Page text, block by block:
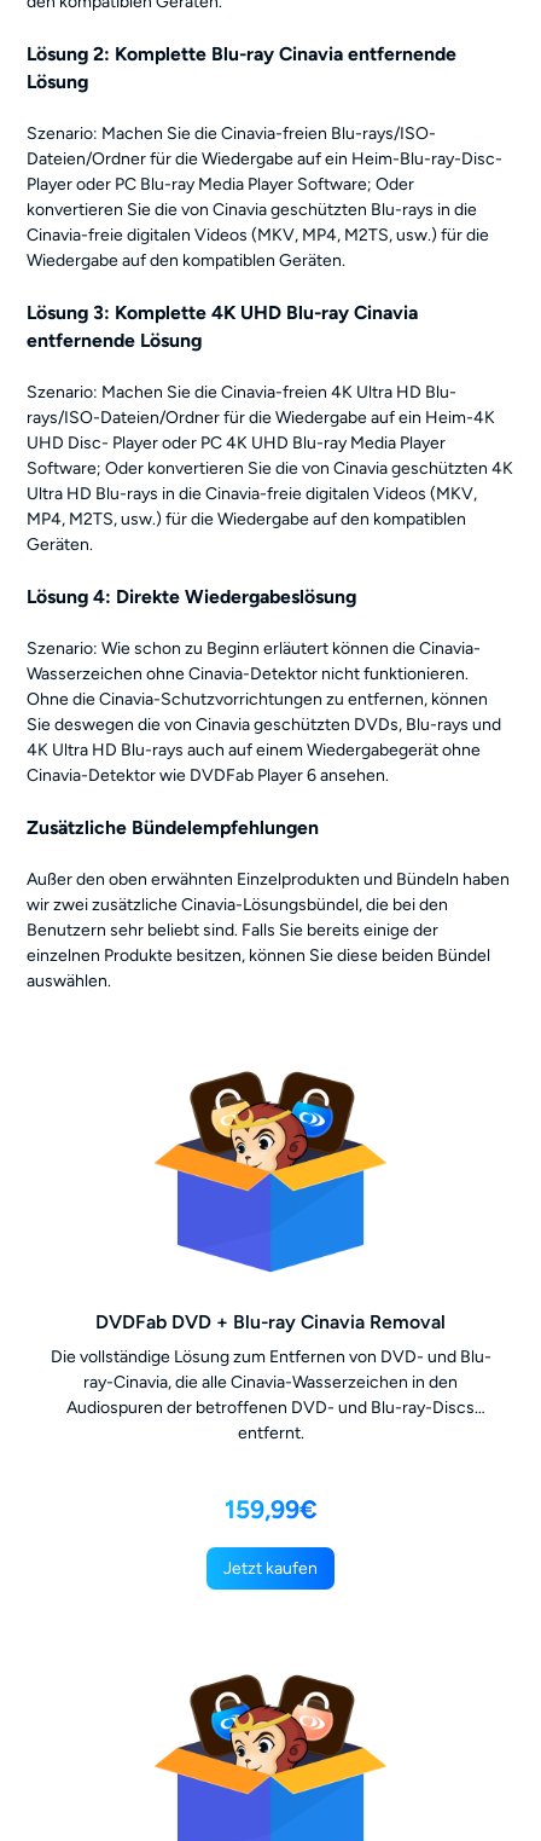
Lösung 2: Komplette Blu-ray Cinavia entfernende
Lösung
Szenario: Machen Sie die Cinavia-freien Blu-rays/ISO-
Dateien/Ordner für die Wiedergabe auf ein Heim-Blu-ray-Disc-
Player oder PC Blu-ray Media Player Software; Oder
konvertieren Sie die von Cinavia geschützten Blu-rays in die
Cinavia-freie digitalen Videos (MKV, MP4, M2TS, usw.) für die
Wiedergabe auf den kompatiblen Geräten.
Lösung 3: Komplette 4K UHD Blu-ray Cinavia
entfernende Lösung
Szenario: Machen Sie die Cinavia-freien 4K Ultra HD Blu-
rays/ISO-Dateien/Ordner für die Wiedergabe auf ein Heim-4K
UHD Disc- Player oder PC 4K UHD Blu-ray Media Player
Software; Oder konvertieren Sie die von Cinavia geschützten 4K
Ultra HD Blu-rays in die Cinavia-freie digitalen Videos (MKV,
MP4, M2TS, usw.) für die Wiedergabe auf den kompatiblen
Geräten.
Lösung 4: Direkte Wiedergabeslösung
Szenario: Wie schon zu Beginn erläutert können die Cinavia-
Wasserzeichen ohne Cinavia-Detektor nicht funktionieren.
Ohne die Cinavia-Schutzvorrichtungen zu entfernen, können
Sie deswegen die von Cinavia geschützten DVDs, Blu-rays und
4K Ultra HD Blu-rays auch auf einem Wiedergabegerät ohne
Cinavia-Detektor wie DVDFab Player 6 ansehen.
Zusätzliche Bündelempfehlungen
Außer den oben erwähnten Einzelprodukten und Bündeln haben
wir zwei zusätzliche Cinavia-Lösungsbündel, die bei den
Benutzern sehr beliebt sind. Falls Sie bereits einige der
einzelnen Produkte besitzen, können Sie diese beiden Bündel
auswählen.
DVDFab DVD + Blu-ray Cinavia Removal
Die vollständige Lösung zum Entfernen von DVD- und Blu-
ray-Cinavia, die alle Cinavia-Wasserzeichen in den
Audiospuren der betroffenen DVD- und Blu-ray-Discs
entfernt.
159,99€
Jetzt kaufen